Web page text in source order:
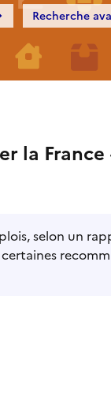
Recherche
la
selon un